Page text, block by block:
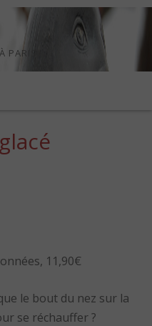
PARIS
11,90€
le bout du nez sur la
se réchauffer ?